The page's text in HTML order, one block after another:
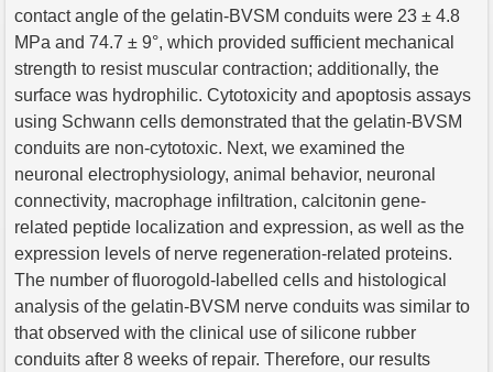
contact angle of the gelatin-BVSM conduits were 23 ± 4.8
MPa and 74.7 ± 9°, which provided sufficient mechanical
strength to resist muscular contraction; additionally, the
surface was hydrophilic. Cytotoxicity and apoptosis assays
using Schwann cells demonstrated that the gelatin-BVSM
conduits are non-cytotoxic. Next, we examined the
neuronal electrophysiology, animal behavior, neuronal
connectivity, macrophage infiltration, calcitonin gene-
related peptide localization and expression, as well as the
expression levels of nerve regeneration-related proteins.
The number of fluorogold-labelled cells and histological
analysis of the gelatin-BVSM nerve conduits was similar to
that observed with the clinical use of silicone rubber
conduits after 8 weeks of repair. Therefore, our results